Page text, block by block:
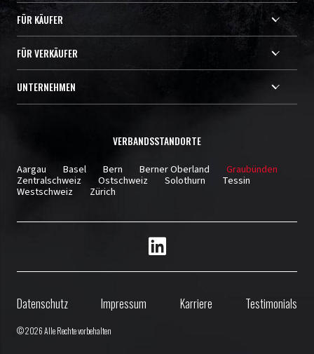
FÜR KÄUFER
FÜR VERKÄUFER
UNTERNEHMEN
VERBANDSSTANDORTE
Aargau Basel Bern Berner Oberland Graubünden
Zentralschweiz Ostschweiz Solothurn Tessin
Westschweiz Zürich
Datenschutz Impressum Karriere Testimonials
© 2026 Alle Rechte vorbehalten